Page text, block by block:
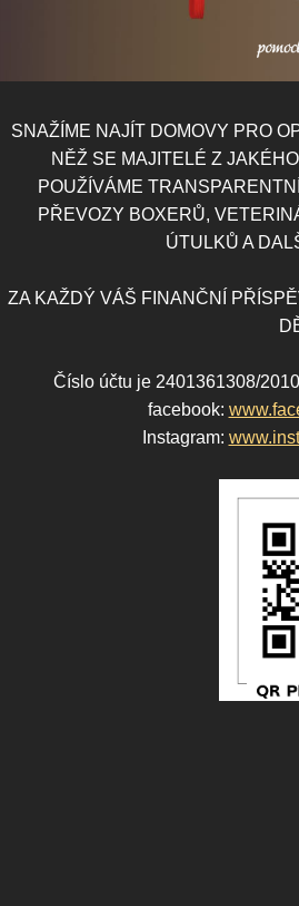
SNAŽÍME NAJÍT DOMOVY PRO
NĚŽ SE MAJITELÉ Z
POUŽÍVÁME
PŘEVOZY BOXERŮ,
ÚTULKŮ A
ZA KAŽDÝ VÁŠ FINANČNÍ
Číslo účtu je 2401361308/2010
facebook:
Instagram: